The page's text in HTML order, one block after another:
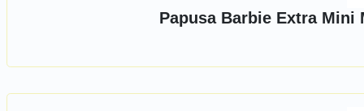
Papusa Barbie Extra Mini